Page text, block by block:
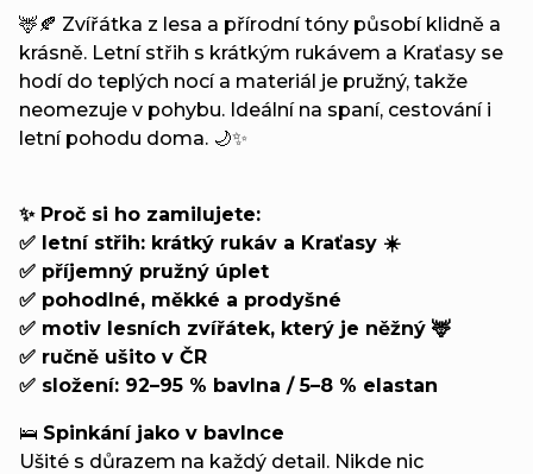
🦌🍂 Zvířátka z lesa a přírodní tóny působí klidně a
krásně. Letní střih s krátkým rukávem a Kraťasy se
hodí do teplých nocí a materiál je pružný, takže
neomezuje v pohybu. Ideální na spaní, cestování i
letní pohodu doma. 🌙✨
✨ Proč si ho zamilujete:
✅ letní střih: krátký rukáv a Kraťasy ☀️
✅ příjemný pružný úplet
✅ pohodlné, měkké a prodyšné
✅ motiv lesních zvířátek, který je něžný 🦌
✅ ručně ušito v ČR
✅ složení: 92–95 % bavlna / 5–8 % elastan
🛌 Spinkání jako v bavlnce
Ušité s důrazem na každý detail. Nikde nic